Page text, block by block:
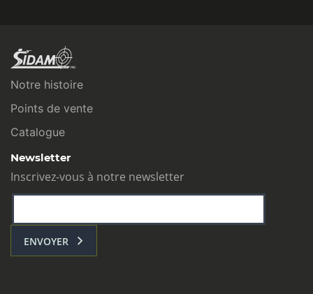
Notre histoire
Points de vente
Catalogue
Newsletter
Inscrivez-vous à notre newsletter
ENVOYER